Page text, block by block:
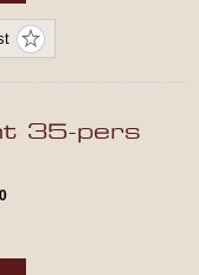
35-pers